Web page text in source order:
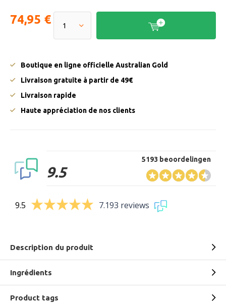
74,95 €
Boutique en ligne officielle Australian Gold
Livraison gratuite à partir de 49€
Livraison rapide
Haute appréciation de nos clients
9.5
5193 beoordelingen
9.5 7.193 reviews
Description du produit
Ingrédients
Product tags